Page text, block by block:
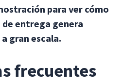
para ver cómo
entrega genera
gran escala.
frecuentes